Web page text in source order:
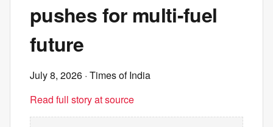
pushes for multi-fuel
future
July 8, 2026 · Times of India
Read full story at source